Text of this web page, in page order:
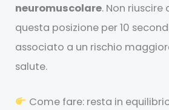
neuromuscolare. Non
questa posizione per 10
associato a un rischio
salute.
Come fare: resta in